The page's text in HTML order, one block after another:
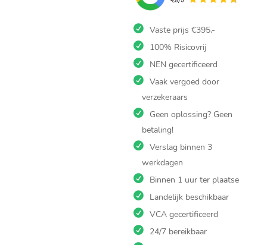
Vaste prijs €395,-
100% Risicovrij
NEN gecertificeerd
Vaak vergoed door
verzekeraars
Geen oplossing? Geen
betaling!
Verslag binnen 3
werkdagen
Binnen 1 uur ter plaatse
Landelijk beschikbaar
VCA gecertificeerd
24/7 bereikbaar